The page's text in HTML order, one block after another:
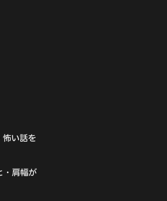
怖い話を
・肩幅が